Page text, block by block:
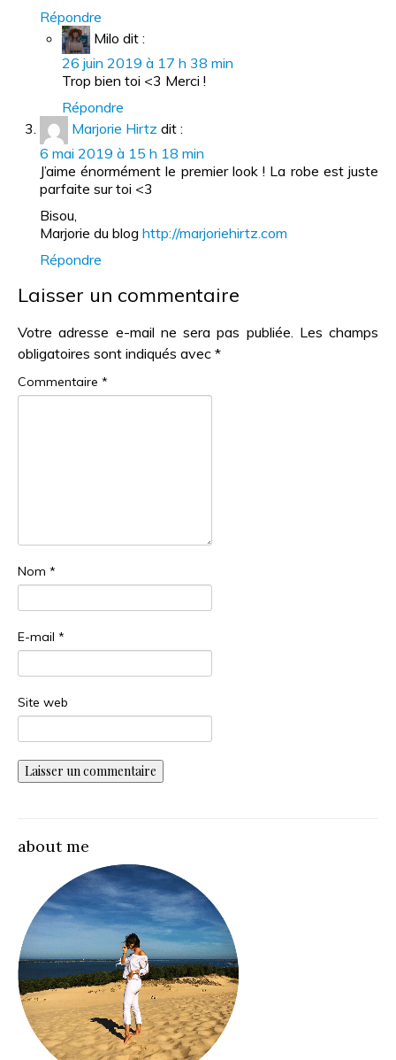
Répondre
Milo dit :
26 juin 2019 à 17 h 38 min
Trop bien toi <3 Merci !
Répondre
Marjorie Hirtz dit :
6 mai 2019 à 15 h 18 min
J’aime énormément le premier look ! La robe est juste
parfaite sur toi <3
Bisou,
Marjorie du blog http://marjoriehirtz.com
Répondre
Laisser un commentaire
Votre adresse e-mail ne sera pas publiée. Les champs
obligatoires sont indiqués avec *
Commentaire *
Nom *
E-mail *
Site web
about me